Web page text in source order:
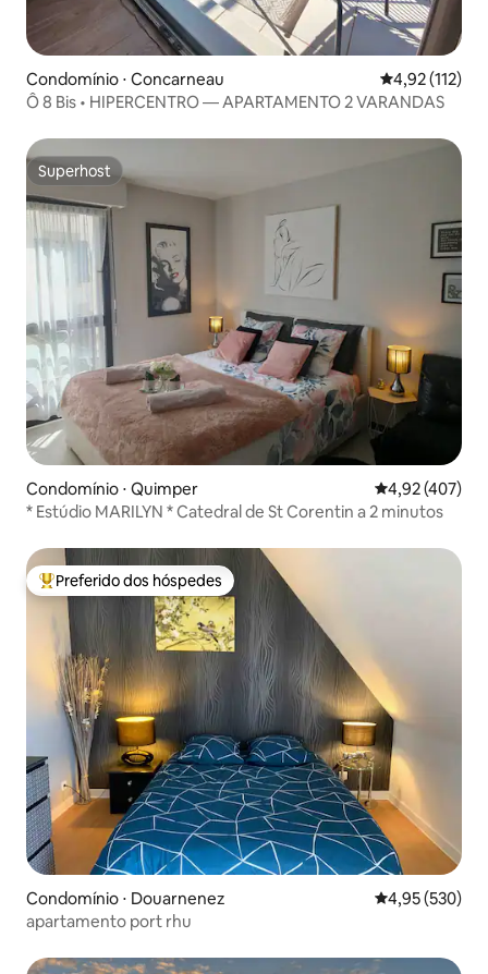
Condomínio ⋅ Concarneau 4,92 de uma
4,92 (112)
Ô 8 Bis • HIPERCENTRO — APARTAMENTO 2 VARANDAS
Superhost
Superhost
Condomínio ⋅ Quimper 4,92 de uma
4,92 (407)
* Estúdio MARILYN * Catedral de St Corentin a 2 minutos
Entre os melhores preferidos dos hóspedes
Preferido dos hóspedes
Condomínio ⋅ Douarnenez 4,95 de uma
4,95 (530)
apartamento port rhu